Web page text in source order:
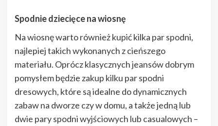
Spodnie dziecięce na wiosnę
Na wiosnę warto również kupić kilka par spodni,
najlepiej takich wykonanych z cieńszego
materiału. Oprócz klasycznych jeansów dobrym
pomysłem będzie zakup kilku par spodni
dresowych, które są idealne do dynamicznych
zabaw na dworze czy w domu, a także jedną lub
dwie pary spodni wyjściowych lub casualowych –